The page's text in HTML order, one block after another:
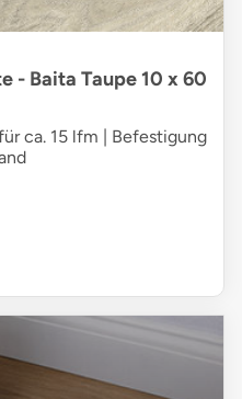
- Baita Taupe 10 x 60
ca. 15 lfm | Befestigung